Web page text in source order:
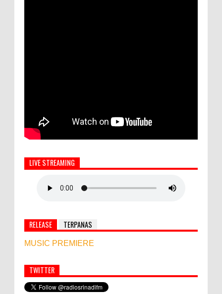
LIVE STREAMING
RELEASE TERPANAS
MUSIC PREMIERE
Simbol Persahabatan, RI Bangun Islamic Centre di
TWITTER